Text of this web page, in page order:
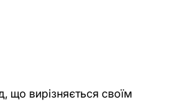
що вирізняється своїм